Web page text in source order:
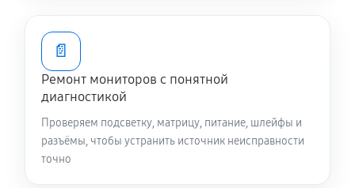
📄
Ремонт мониторов с понятной
диагностикой
Проверяем подсветку, матрицу, питание, шлейфы и
разъёмы, чтобы устранить источник неисправности
точно